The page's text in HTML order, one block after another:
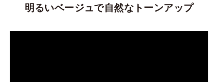
明るいベージュで自然なトーンアップ